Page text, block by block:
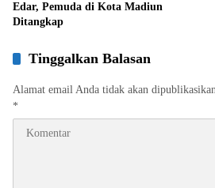
Edar, Pemuda di Kota Madiun
Ditangkap
Tinggalkan Balasan
Alamat email Anda tidak akan
*